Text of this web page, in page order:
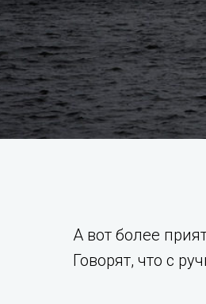
А вот более
Говорят, что с